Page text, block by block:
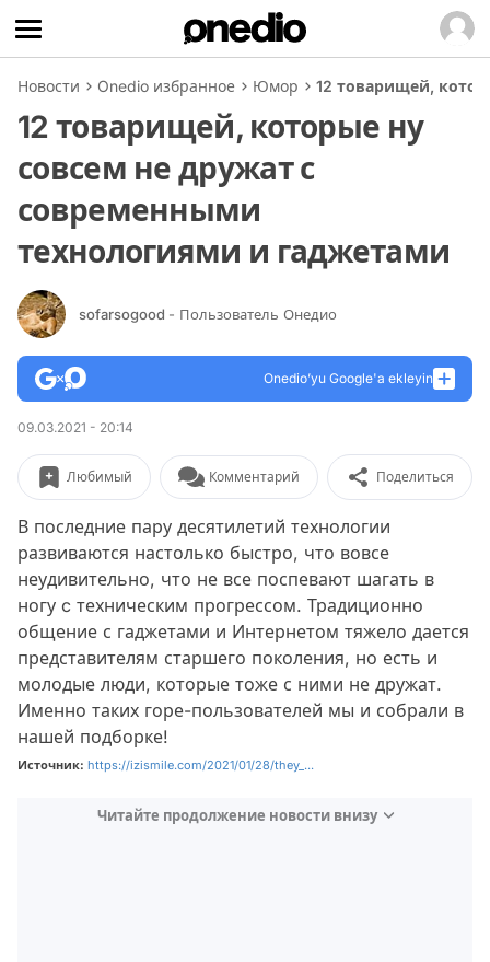
Новости Onedio избранное Юмор 12 товарищей,
12 товарищей, которые ну
совсем не дружат с
современными
технологиями и гаджетами
sofarsogood - Пользователь Онедио
Onedio’yu Google'a ekleyin
09.03.2021 - 20:14
Любимый Комментарий Поделиться
В последние пару десятилетий технологии
развиваются настолько быстро, что вовсе
неудивительно, что не все поспевают шагать в
ногу c техническим прогрессом. Традиционно
общение с гаджетами и Интернетом тяжело дается
представителям старшего поколения, но есть и
молодые люди, которые тоже с ними не дружат.
Именно таких горе-пользователей мы и собрали в
нашей подборке!
Источник: https://izismile.com/2021/01/28/they_...
Читайте продолжение новости внизу